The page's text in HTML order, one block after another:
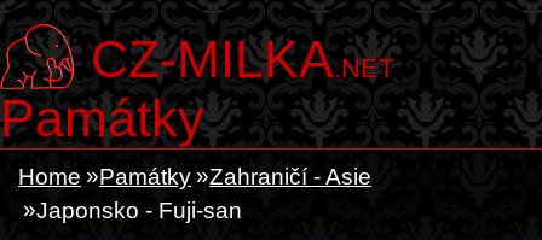
CZ-MILKA.NET
Památky
Home Památky
Zahraničí - Asie
Japonsko - Fuji-san